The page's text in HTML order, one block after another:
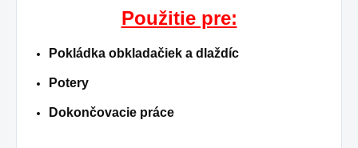
Použitie pre:
Pokládka obkladačiek a dlaždíc
Potery
Dokončovacie práce